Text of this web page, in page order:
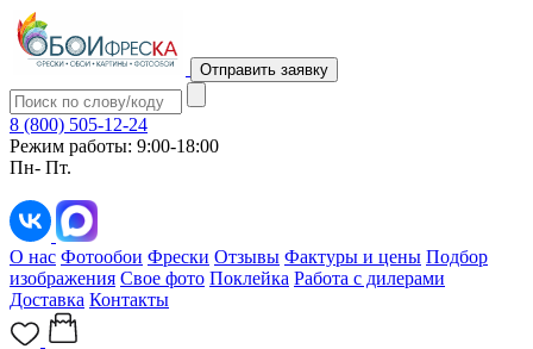
Отправить заявку
8 (800) 505-12-24
Режим работы: 9:00-18:00
Пн- Пт.
О нас Фотообои Фрески Отзывы Фактуры и цены Подбор
изображения Свое фото Поклейка Работа с дилерами
Доставка Контакты